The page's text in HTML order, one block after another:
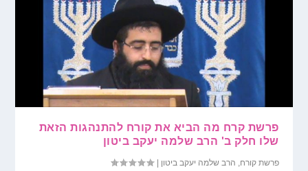
פרשת קרח מה הביא את קורח להתנהגות הזאת
שלו חלק ב' הרב שלמה יעקב ביטון
פרשת קורח, הרב שלמה יעקב ביטון |